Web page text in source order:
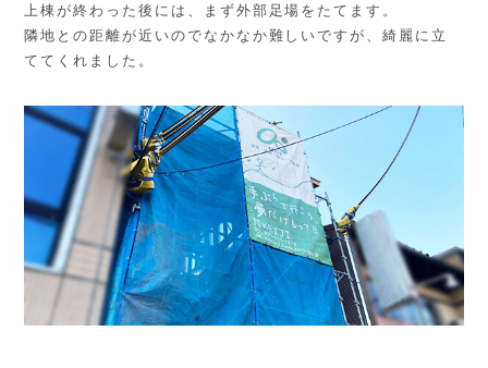
上棟が終わった後には、まず外部足場をたてます。
隣地との距離が近いのでなかなか難しいですが、綺麗に立
ててくれました。